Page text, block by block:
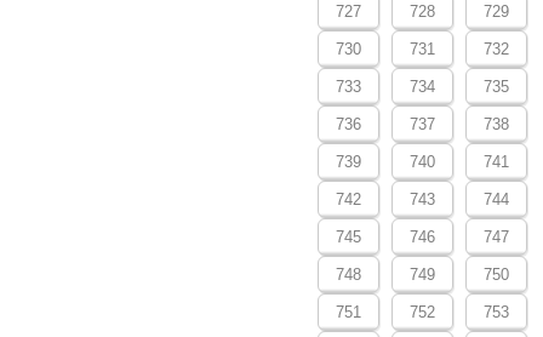
727 728 729
730 731 732
733 734 735
736 737 738
739 740 741
742 743 744
745 746 747
748 749 750
751 752 753